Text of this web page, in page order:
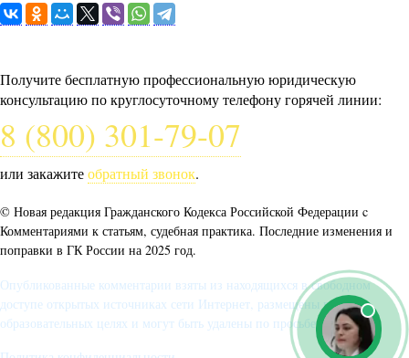
Получите бесплатную профессиональную юридическую
консультацию по круглосуточному телефону горячей линии:
8 (800) 301-79-07
или закажитеобратный звонок.
© Новая редакция Гражданского Кодекса Российской Федерации c
Комментариями к статьям, судебная практика. Последние изменения и
поправки в ГК России на 2025 год.
Опубликованные комментарии взяты из находящихся в свободном
доступе открытых источниках сети Интернет, размещены в
образовательных целях и могут быть удалены по просьбе автора.